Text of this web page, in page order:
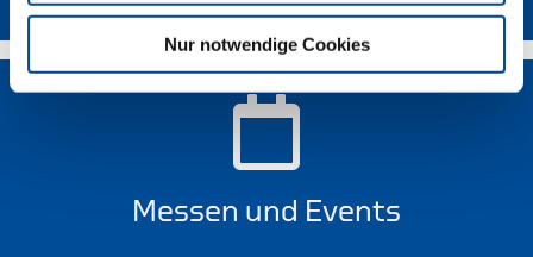
Nur notwendige Cookies
Messen und Events